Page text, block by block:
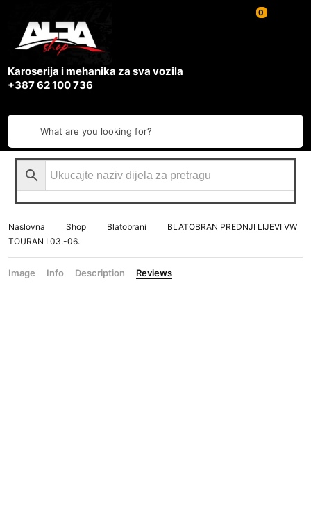
0
Karoserija i mehanika za sva vozila
+387 62 100 736
What are you looking for?
Naslovna Shop Blatobrani
BLATOBRAN PREDNJI LIJEVI VW
TOURAN I 03.-06.
Image Info Description Reviews